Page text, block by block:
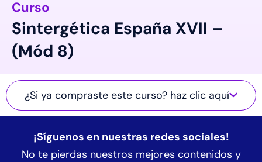
Curso
Sintergética España XVII –
(Mód 8)
¿Si ya compraste este curso? haz clic aquí
¡Síguenos en nuestras redes sociales!
No te pierdas nuestros mejores contenidos y